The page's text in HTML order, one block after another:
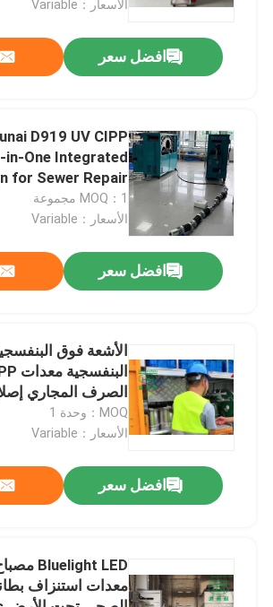
منتجات
معلومات عنا
جولة في المعمل
اتصل بنا
أخبار
اطلب اقتباس
الأشعة فوق البنفسجية علاجه CIPP
الأسعار：Variable
افضل سعر
D919 UV CIPP
in-One Integrated
for Sewer Repair
MOQ：1 مجموعة
الأسعار：Variable
افضل سعر
الأشعة فوق
الصرف المجاري
الصرف
MOQ：وحدة 1
الأسعار：Variable
افضل سعر
معدات استنزاف